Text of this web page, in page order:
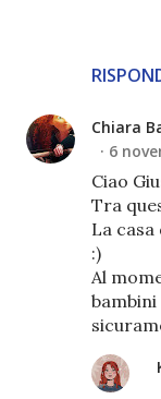
Chiara
6
Ciao
Tra
La
:)
Al